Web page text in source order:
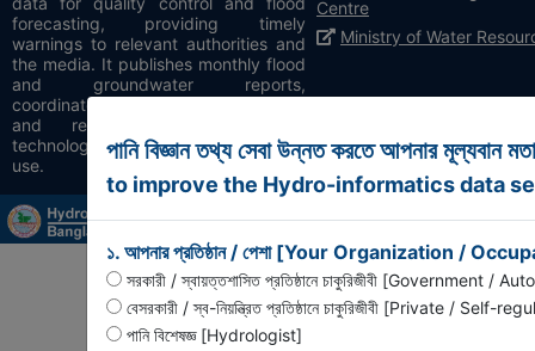
পানি বিজ্ঞান তথ্য সেবা উন্নত করতে আপনার মূল্যবান
to improve the Hydro-informatics data
১. আপনার প্রতিষ্ঠান / পেশা [Your Organization /
সরকারী / স্বায়ত্তশাসিত প্রতিষ্ঠানে চাকুরিজীবী
বেসরকারী / স্ব-নিয়ন্ত্রিত প্রতিষ্ঠানে চাকুরিজীবী [Private /
পানি বিশেষজ্ঞ [Hydrologist]
forecasting, providing timely
warnings to relevant authorities and
the media. It publishes monthly flood
and groundwater reports,
coordinates with agencies on studies
and research, and develops
technologies for integrated water
use.
Centre
Ministry of Water